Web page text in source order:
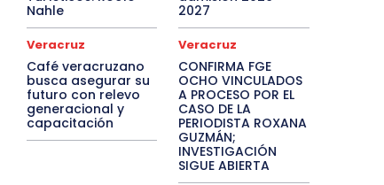
Nahle
2027
Veracruz
Café veracruzano
busca asegurar su
futuro con relevo
generacional y
capacitación
Veracruz
CONFIRMA FGE
OCHO VINCULADOS
A PROCESO POR EL
CASO DE LA
PERIODISTA ROXANA
GUZMÁN;
INVESTIGACIÓN
SIGUE ABIERTA